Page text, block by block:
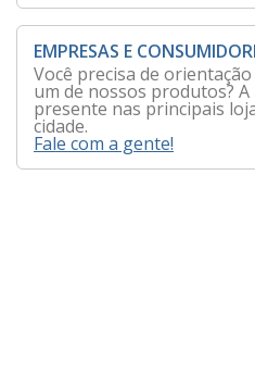
EMPRESAS E
Você precisa de
um de nossos produtos?
presente nas principais
cidade.
Fale com a gente!